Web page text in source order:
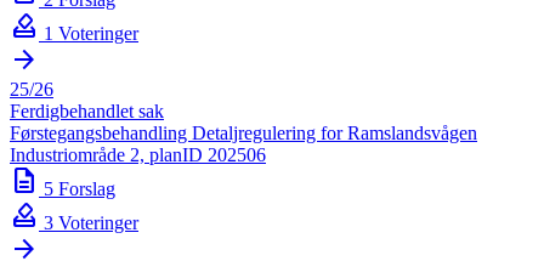
how_to_vote 1 Voteringer
arrow_forward
25/26
Ferdigbehandlet sak
Førstegangsbehandling Detaljregulering for Ramslandsvågen
Industriområde 2, planID 202506
description 5 Forslag
how_to_vote 3 Voteringer
arrow_forward